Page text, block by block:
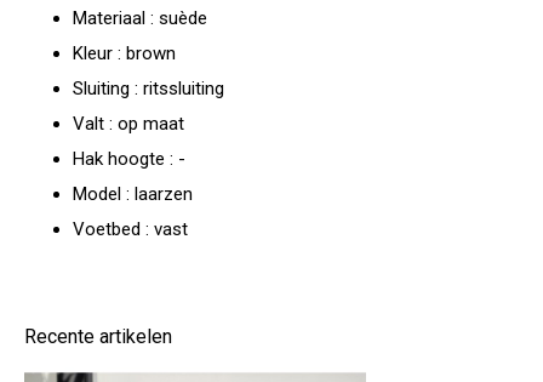
Materiaal : suède
Kleur : brown
Sluiting : ritssluiting
Valt : op maat
Hak hoogte : -
Model : laarzen
Voetbed : vast
Recente artikelen